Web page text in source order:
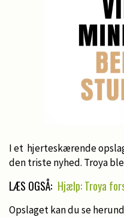
I et hjerteskærende
den triste nyhed. Troya
LÆS OGSÅ: Hjælp: Troya
Opslaget kan du se